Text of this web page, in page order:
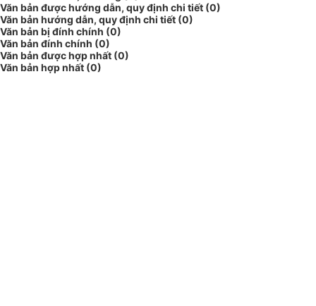
Văn bản được hướng dẫn, quy định chi tiết (0)
Văn bản hướng dẫn, quy định chi tiết (0)
Văn bản bị đính chính (0)
Văn bản đính chính (0)
Văn bản được hợp nhất (0)
Văn bản hợp nhất (0)